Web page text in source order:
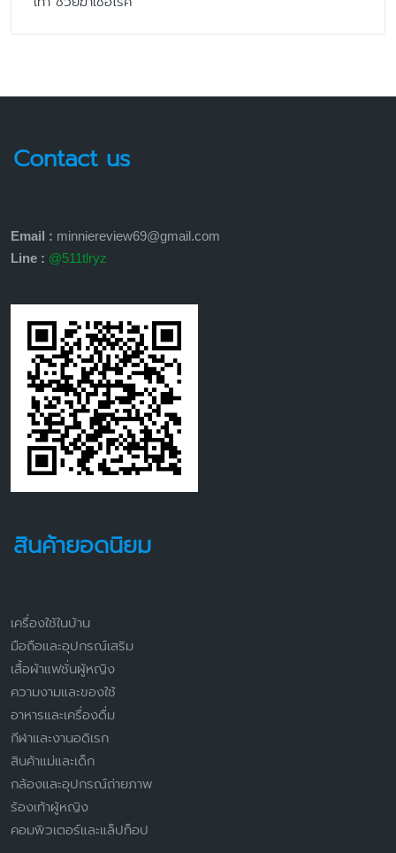
Contact us
Email : minniereview69@gmail.com
Line : @511tlryz
สินค้ายอดนิยม
เครื่องใช้ในบ้าน
มือถือและอุปกรณ์เสริม
เสื้อผ้าแฟชั่นผู้หญิง
ความงามและของใช้
อาหารและเครื่องดื่ม
กีฬาและงานอดิเรก
สินค้าแม่และเด็ก
กล้องและอุปกรณ์ถ่ายภาพ
ร้องเท้าผู้หญิง
คอมพิวเตอร์และแล็ปท็อป